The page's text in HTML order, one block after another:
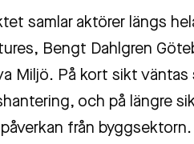
samlar aktörer längs
Bengt Dahlgren
Miljö. På kort sikt
och på längre
från byggsektorn.